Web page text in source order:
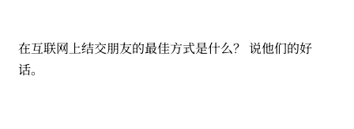
在互联网上结交朋友的最佳方式是什么？ 说他们的好
话。